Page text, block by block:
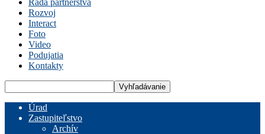
Rada partnerstva
Rozvoj
Interact
Foto
Video
Podujatia
Kontakty
Úrad
Zastupiteľstvo
Archív